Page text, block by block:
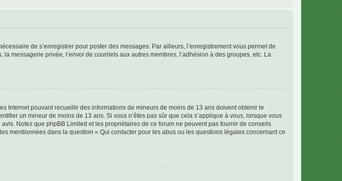
de s’enregistrer pour poster des messages. Par ailleurs, l’enregistrement vous permet de
messagerie privée, l’envoi de courriels aux autres membres, l’adhésion à des groupes, etc. La
Internet pouvant recueillir des informations de mineurs de moins de 13 ans doivent obtenir le
un mineur de moins de 13 ans. Si vous n’êtes pas sûr que cela s’applique à vous, lorsque vous
Notez que phpBB Limited et les propriétaires de ce forum ne peuvent pas fournir de conseils
mentionnées dans la question « Qui contacter pour les abus ou les questions légales concernant ce